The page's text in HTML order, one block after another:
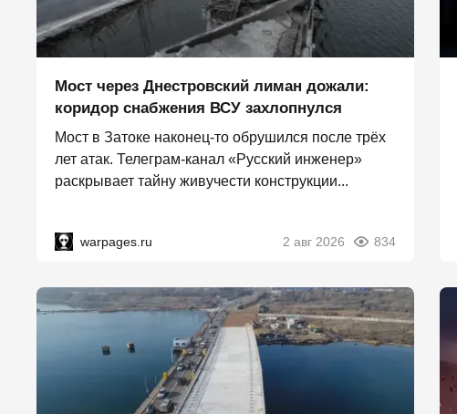
Мост через Днестровский лиман дожали:
коридор снабжения ВСУ захлопнулся
Мост в Затоке наконец-то обрушился после трёх
лет атак. Телеграм-канал «Русский инженер»
раскрывает тайну живучести конструкции...
warpages.ru 2 авг 2026 834